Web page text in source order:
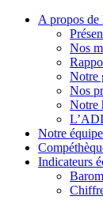
A propos
Nos
Notre
Nos
Notre
Notre équipe
Indicateurs